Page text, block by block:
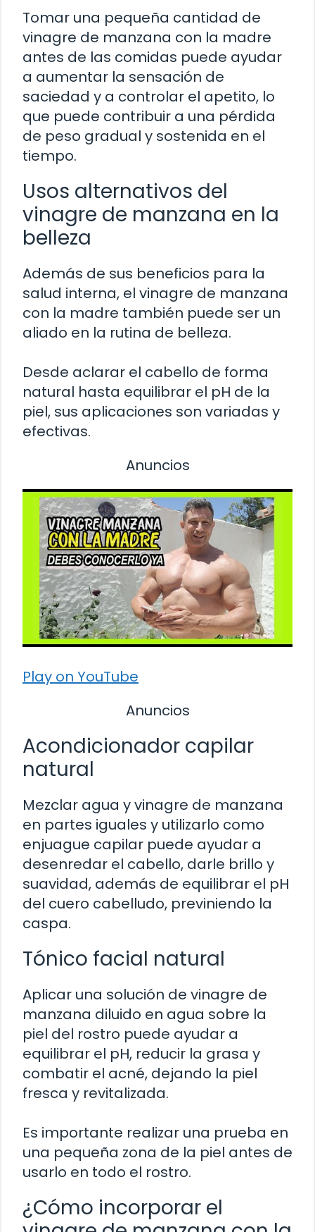
Tomar una pequeña cantidad de
vinagre de manzana con la madre
antes de las comidas puede ayudar
a aumentar la sensación de
saciedad y a controlar el apetito, lo
que puede contribuir a una pérdida
de peso gradual y sostenida en el
tiempo.
Usos alternativos del
vinagre de manzana en la
belleza
Además de sus beneficios para la
salud interna, el vinagre de manzana
con la madre también puede ser un
aliado en la rutina de belleza.
Desde aclarar el cabello de forma
natural hasta equilibrar el pH de la
piel, sus aplicaciones son variadas y
efectivas.
Anuncios
Play on YouTube
Anuncios
Acondicionador capilar
natural
Mezclar agua y vinagre de manzana
en partes iguales y utilizarlo como
enjuague capilar puede ayudar a
desenredar el cabello, darle brillo y
suavidad, además de equilibrar el pH
del cuero cabelludo, previniendo la
caspa.
Tónico facial natural
Aplicar una solución de vinagre de
manzana diluido en agua sobre la
piel del rostro puede ayudar a
equilibrar el pH, reducir la grasa y
combatir el acné, dejando la piel
fresca y revitalizada.
Es importante realizar una prueba en
una pequeña zona de la piel antes de
usarlo en todo el rostro.
¿Cómo incorporar el